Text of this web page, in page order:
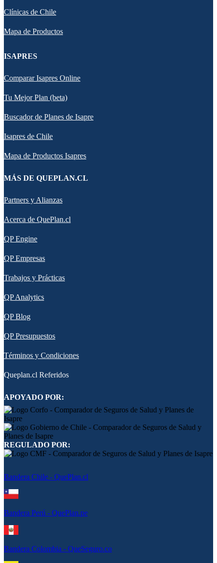
Clínicas de Chile
Mapa de Productos
ISAPRES
Comparar Isapres Online
Tu Mejor Plan (beta)
Buscador de Planes de Isapre
Isapres de Chile
Mapa de Productos Isapres
MÁS DE QUEPLAN.CL
Partners y Alianzas
Acerca de QuePlan.cl
QP Engine
QP Empresas
Trabajos y Prácticas
QP Analytics
QP Blog
QP Presupuestos
Términos y Condiciones
Queplan.cl Referidos
APOYADO POR:
REGULADO POR:
Bandera Chile - QuePlan.cl
Bandera Perú - QuePlan.pe
Bandera Colombia - QueSeguro.co